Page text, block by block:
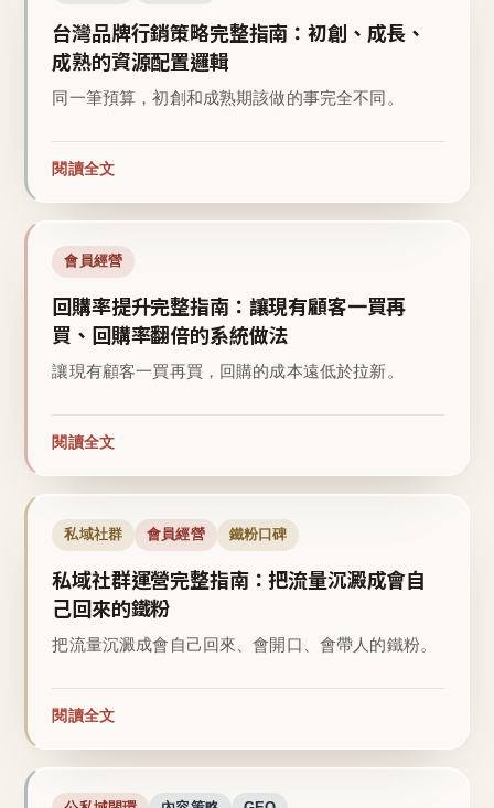
台灣品牌行銷策略完整指南：初創、成長、
成熟的資源配置邏輯
同一筆預算，初創和成熟期該做的事完全不同。
閱讀全文
會員經營
回購率提升完整指南：讓現有顧客一買再
買、回購率翻倍的系統做法
讓現有顧客一買再買，回購的成本遠低於拉新。
閱讀全文
私域社群 會員經營 鐵粉口碑
私域社群運營完整指南：把流量沉澱成會自
己回來的鐵粉
把流量沉澱成會自己回來、會開口、會帶人的鐵粉。
閱讀全文